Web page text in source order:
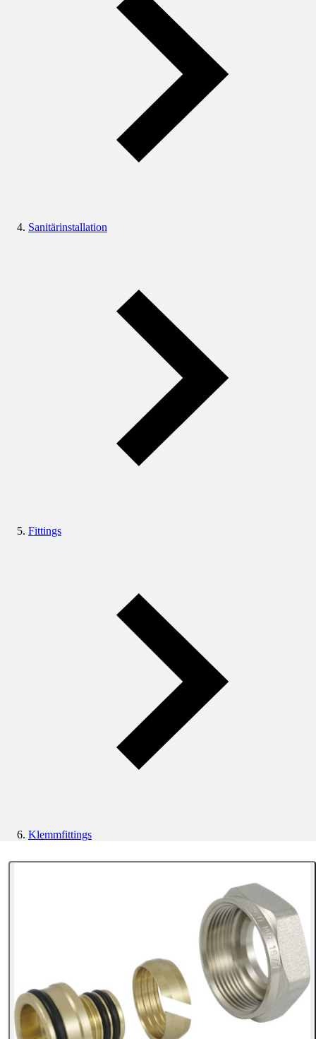
Sanitärinstallation
Fittings
Klemmfittings